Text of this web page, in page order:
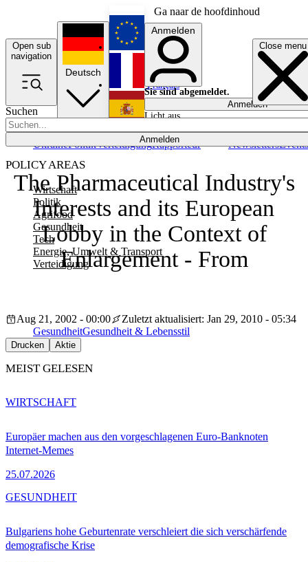
Ga naar de hoofdinhoud
Open sub
navigation
Close menu
Suchen
Anmelden
POLICY AREAS
Wirtschaft
Politik
Agrifood
Gesundheit
Tech
Energie, Umwelt & Transport
Verteidigung
UkrainePolitikVerteidigungRapporteur NewslettersEvents
Deutsch
English
Français
Anmelden
Sie sind abgemeldet.
Anmelden
Licht aus
The Pharmaceutical Industry's
Interests and its European
Lobby in the Context of
Enlargement - From
Aug 21, 2002 - 00:00
Zuletzt aktualisiert: Jan 29, 2010 - 05:34
GesundheitGesundheit & Lebensstil
Drucken Aktie
MEIST GELESEN
Europäer machen aus den vorgeschlagenen Euro-Banknoten
Internet-Memes
25.07.2026
WIRTSCHAFT
Bulgariens hohe Geburtenrate verschleiert die sich verschärfende
demografische Krise
GESUNDHEIT